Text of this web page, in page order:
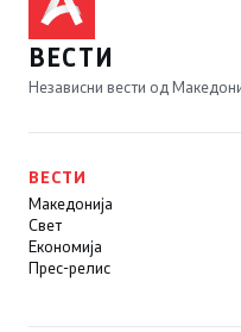
ВЕСТИ
Независни вести од
ВЕСТИ
Македонија
Свет
Економија
Прес-релис